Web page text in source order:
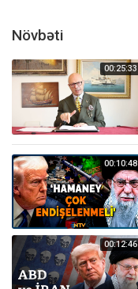
Növbəti
00:25:33
00:10:48
00:12:46